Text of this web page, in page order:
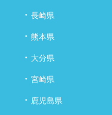
・ 長崎県
・ 熊本県
・ 大分県
・ 宮崎県
・ 鹿児島県